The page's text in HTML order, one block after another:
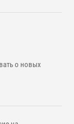
о новых